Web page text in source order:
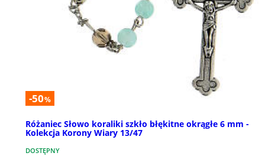
-50%
Różaniec Słowo koraliki szkło błękitne okrągłe 6 mm -
Kolekcja Korony Wiary 13/47
DOSTĘPNY